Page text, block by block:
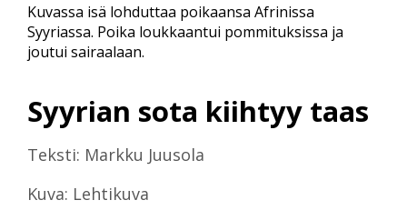
Syyrian sota kiihtyy taas
Teksti: Markku Juusola
Kuva: Lehtikuva
Kuvassa isä lohduttaa poikaansa Afrinissa
Syyriassa. Poika loukkaantui pommituksissa ja
joutui sairaalaan.